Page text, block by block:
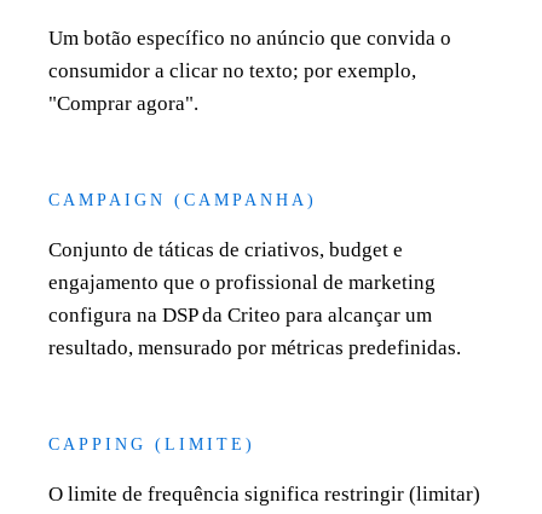
Um botão específico no anúncio que convida o
consumidor a clicar no texto; por exemplo,
"Comprar agora".
CAMPAIGN (CAMPANHA)
Conjunto de táticas de criativos, budget e
engajamento que o profissional de marketing
configura na DSP da Criteo para alcançar um
resultado, mensurado por métricas predefinidas.
CAPPING (LIMITE)
O limite de frequência significa restringir (limitar)